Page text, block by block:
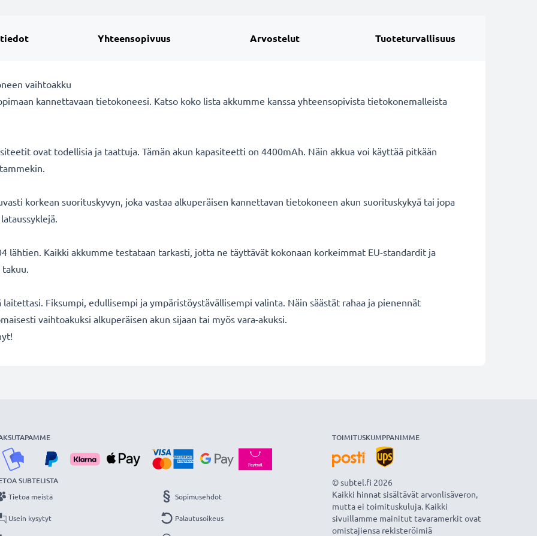
Yhteensopivuus Arvostelut Tuoteturvallisuus
vaihtoakku
kannettavaan tietokoneesi. Katso koko lista akkumme kanssa yhteensopivista tietokonemalleista
ovat todellisia ja taattuja. Tämän akun kapasiteetti on 4400mAh. Näin akkua voi käyttää pitkään
korkean suorituskyvyn, joka vastaa alkuperäisen kannettavan tietokoneen akun suorituskykyä tai jopa
lähtien. Kaikki akkumme testataan tarkasti, jotta ne täyttävät kokonaan korkeimmat EU-standardit ja
laitettasi. Fiksumpi, edullisempi ja ympäristöystävällisempi valinta. Näin säästät rahaa ja pienennät
vaihtoakuksi alkuperäisen akun sijaan tai myös vara-akuksi.
SUBTELISTA
Tietoa meistä
Usein kysytyt
Sopimusehdot
Palautusoikeus
TOIMITUSKUMPPANIMME
© subtel.fi 2026
Kaikki hinnat sisältävät arvonlisäveron,
mutta ei toimituskuluja. Kaikki
sivuillamme mainitut tavaramerkit ovat
omistajiensa rekisteröimiä